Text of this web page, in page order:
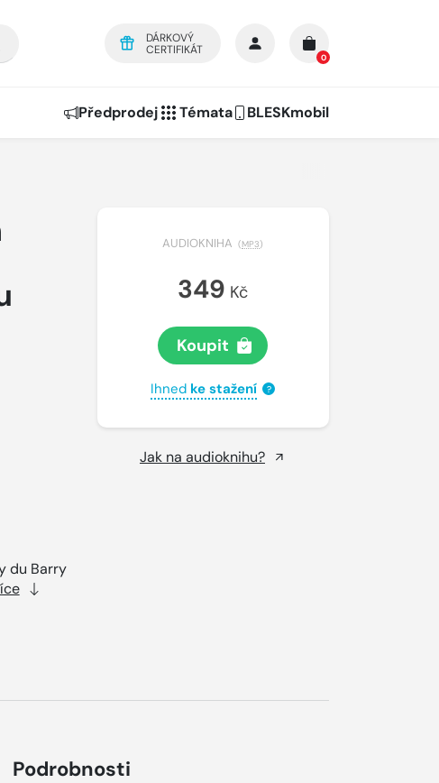
DÁRKOVÝ
CERTIFIKÁT
0
Předprodej Témata BLESKmobil
du Barry
AUDIOKNIHA (MP3)
349 Kč
Koupit
Ihned ke stažení ?
Jak na audioknihu?
Podrobnosti